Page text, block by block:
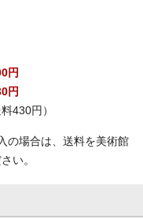
円
円
430円）
の場合は、送料を美術館
い。